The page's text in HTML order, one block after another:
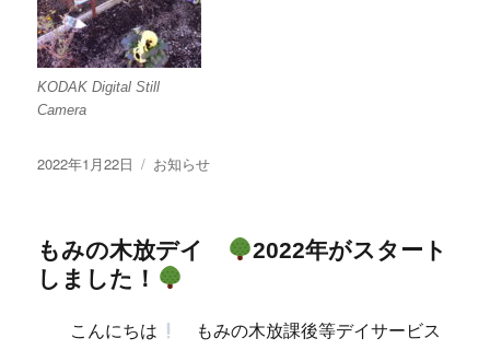
KODAK Digital Still
Camera
投
2022年1月22日
カ
ー
お知らせ
もみの木放デイ
2022年がスタート
しました！
こんにちは
もみの木放課後等デイサービス